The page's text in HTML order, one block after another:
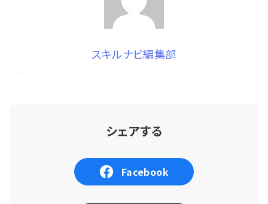
スキルナビ編集部
シェアする
Facebook